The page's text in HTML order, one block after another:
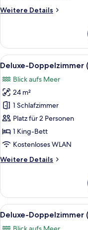
Weitere Details
Weitere
Doppelzimmer
(Le
Jasmin)
Alle
Fotos
für
Deluxe-
Doppelzimmer
(L'Alize)
anzeigen
4
Deluxe-Doppelzimmer
Blick aufs Meer
24 m²
1 Schlafzimmer
Platz für 2 Personen
1 King-Bett
Kostenloses WLAN
Weitere Details
Weitere
Doppelzimmer
(L'Alize)
Alle
Fotos
4
Deluxe-Doppelzimmer